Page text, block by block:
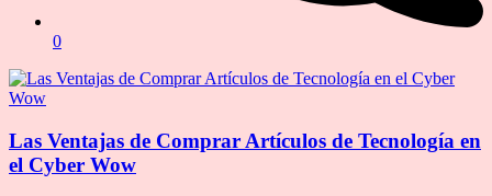
0
Las Ventajas de Comprar Artículos de Tecnología en
el Cyber Wow